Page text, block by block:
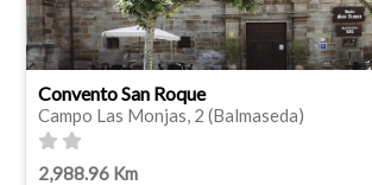
Convento San Roque
Campo Las Monjas, 2 (Balmaseda)
2,988.96 Km